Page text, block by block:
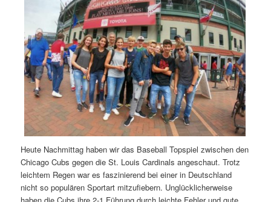
Heute Nachmittag haben wir das Baseball Topspiel zwischen den
Chicago Cubs gegen die St. Louis Cardinals angeschaut. Trotz
leichtem Regen war es faszinierend bei einer in Deutschland
nicht so populären Sportart mitzufiebern. Unglücklicherweise